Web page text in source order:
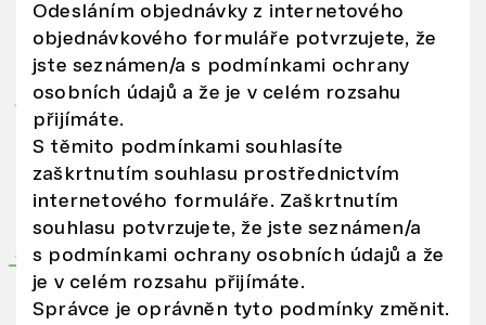
Odesláním objednávky z internetového
objednávkového formuláře potvrzujete, že
jste seznámen/a s podmínkami ochrany
osobních údajů a že je v celém rozsahu
přijímáte.
S těmito podmínkami souhlasíte
zaškrtnutím souhlasu prostřednictvím
internetového formuláře. Zaškrtnutím
souhlasu potvrzujete, že jste seznámen/a
s podmínkami ochrany osobních údajů a že
je v celém rozsahu přijímáte.
Správce je oprávněn tyto podmínky změnit.
m
p
o
k
yt
li
n
e
b
o